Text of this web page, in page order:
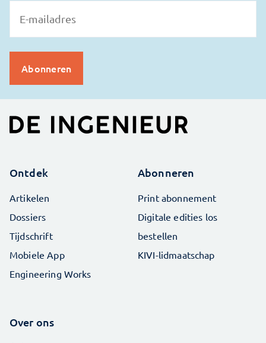
Ontdek
Artikelen
Dossiers
Tijdschrift
Mobiele App
Engineering Works
Abonneren
Print abonnement
Digitale edities los
bestellen
KIVI-lidmaatschap
Over ons